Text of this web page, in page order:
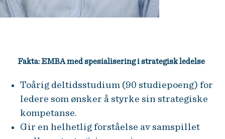
Fakta: EMBA med spesialisering i strategisk ledelse
Toårig deltidsstudium (90 studiepoeng) for
ledere som ønsker å styrke sin strategiske
kompetanse.
Gir en helhetlig forståelse av samspillet